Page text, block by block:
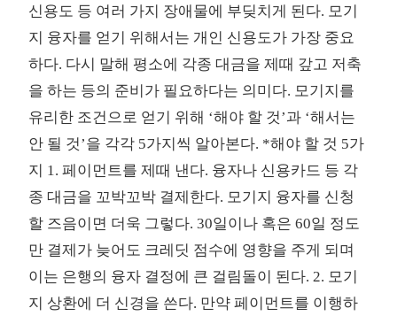
신용도 등 여러 가지 장애물에 부딪치게 된다. 모기
지 융자를 얻기 위해서는 개인 신용도가 가장 중요
하다. 다시 말해 평소에 각종 대금을 제때 갚고 저축
을 하는 등의 준비가 필요하다는 의미다. 모기지를
유리한 조건으로 얻기 위해 ‘해야 할 것’과 ‘해서는
안 될 것’을 각각 5가지씩 알아본다. *해야 할 것 5가
지 1. 페이먼트를 제때 낸다. 융자나 신용카드 등 각
종 대금을 꼬박꼬박 결제한다. 모기지 융자를 신청
할 즈음이면 더욱 그렇다. 30일이나 혹은 60일 정도
만 결제가 늦어도 크레딧 점수에 영향을 주게 되며
이는 은행의 융자 결정에 큰 걸림돌이 된다. 2. 모기
지 상환에 더 신경을 쓴다. 만약 페이먼트를 이행하